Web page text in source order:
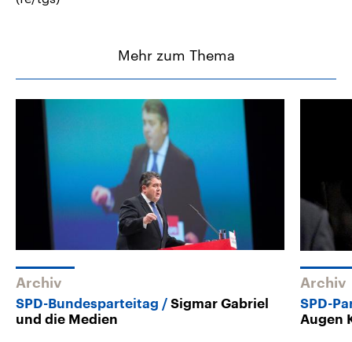
Mehr zum Thema
Archiv
SPD-Bundesparteitag
Sigmar Gabriel
und die Medien
Archiv
SPD-
Augen